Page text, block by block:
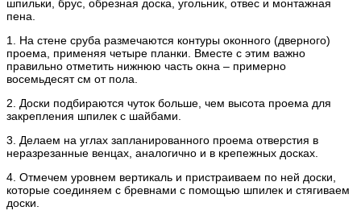
шпильки, брус, обрезная доска, угольник, отвес и монтажная
пена.
1. На стене сруба размечаются контуры оконного (дверного)
проема, применяя четыре планки. Вместе с этим важно
правильно отметить нижнюю часть окна – примерно
восемьдесят см от пола.
2. Доски подбираются чуток больше, чем высота проема для
закрепления шпилек с шайбами.
3. Делаем на углах запланированного проема отверстия в
неразрезанные венцах, аналогично и в крепежных досках.
4. Отмечем уровнем вертикаль и пристраиваем по ней доски,
которые соединяем с бревнами с помощью шпилек и стягиваем
доски.